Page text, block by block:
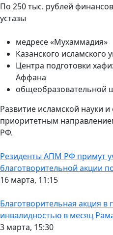
По 250 тыс. рублей
устазы
медресе «Мухаммадия»
Казанского исламского
Центра подготовки
Аффана
общеобразовательной
Развитие исламской науки
приоритетным
РФ.
Резиденты АПМ РФ примут
благотворительной акции
16 марта, 11:15
Благотворительная акция в
инвалидностью в месяц
3 марта, 15:30